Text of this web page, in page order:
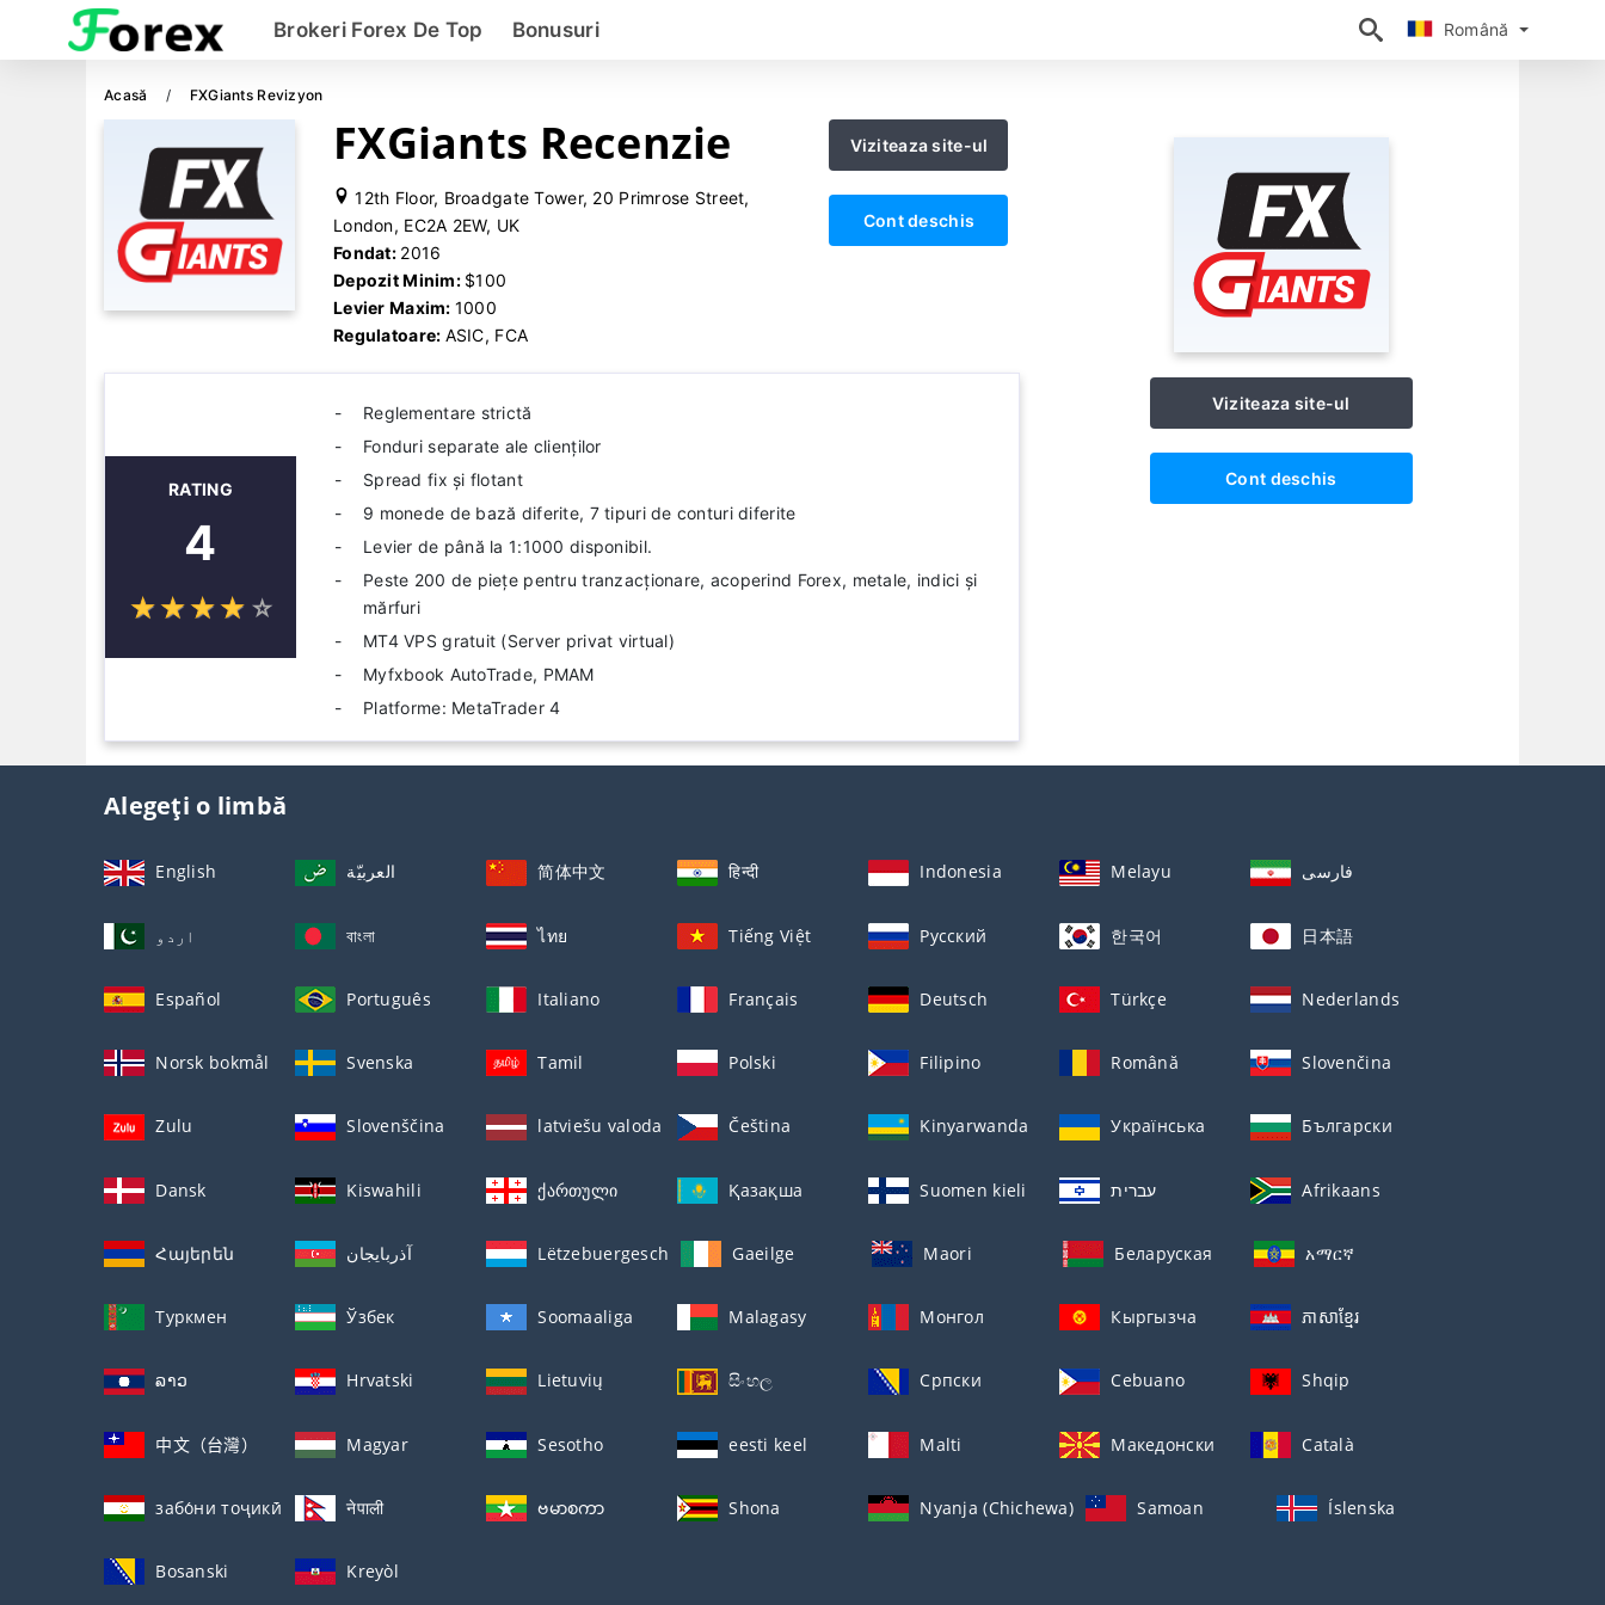
Română
Brokeri Forex De Top Bonusuri Română
Acasă FXGiants Revizyon
FXGiants Recenzie
12th Floor, Broadgate Tower, 20 Primrose Street,
London, EC2A 2EW, UK
Fondat: 2016
Depozit Minim: $100
Levier Maxim: 1000
Regulatoare: ASIC, FCA
Viziteaza site-ul
Cont deschis
RATING
4
☆☆☆☆ ☆
★★★★ ★
Reglementare strictă
Fonduri separate ale clienților
Spread fix și flotant
9 monede de bază diferite, 7 tipuri de conturi diferite
Levier de până la 1:1000 disponibil.
Peste 200 de piețe pentru tranzacționare, acoperind Forex, metale, indici și
mărfuri
MT4 VPS gratuit (Server privat virtual)
Myfxbook AutoTrade, PMAM
Platforme: MetaTrader 4
Viziteaza site-ul
Cont deschis
Alegeți o limbă
English العربيّة 简体中文 हिन्दी Indonesia Melayu فارسی
اردو বাংলা ไทย Tiếng Việt Русский 한국어 日本語
Español Português Italiano Français Deutsch Türkçe Nederlands
Norsk bokmål Svenska Tamil Polski Filipino Română Slovenčina
Zulu Slovenščina latviešu valoda Čeština Kinyarwanda Українська Български
Dansk Kiswahili ქართული Қазақша Suomen kieli עברית Afrikaans
Հայերեն آذربايجان Lëtzebuergesch Gaeilge Maori Беларуская አማርኛ
Туркмен Ўзбек Soomaaliga Malagasy Монгол Кыргызча ភាសាខ្មែរ
ລາວ Hrvatski Lietuvių සිංහල Српски Cebuano Shqip
中文（台灣） Magyar Sesotho eesti keel Malti Македонски Català
забо́ни тоҷикӣ́ नेपाली ဗမာစကာ Shona Nyanja (Chichewa) Samoan Íslenska
Bosanski Kreyòl